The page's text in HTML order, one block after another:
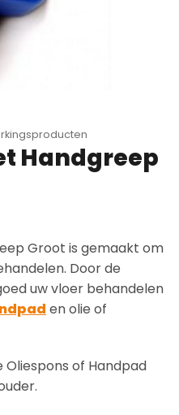
Handgreep
Groot is gemaakt om
Door de
uw vloer behandelen
en olie of
of Handpad